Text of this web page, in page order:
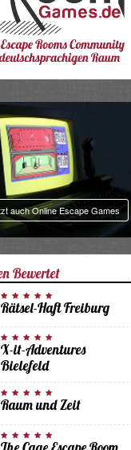
auch Online Escape Games
Bewertet
Rätsel-Haft Freiburg
X-it-Adventures
Bielefeld
Raum und Zeit